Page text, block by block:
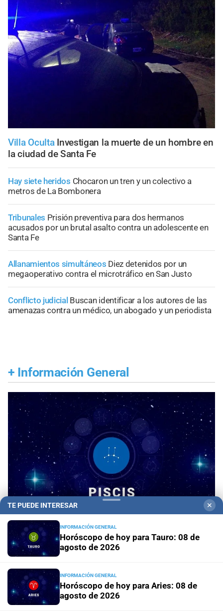
Villa Oculta Investigan la muerte de un hombre en
la ciudad de Santa Fe
Hay siete heridos Chocaron un tren y un colectivo a
metros de La Bombonera
Tribunales Prisión preventiva para dos hermanos
acusados por un brutal asalto contra un adolescente en
Santa Fe
Allanamientos simultáneos Diez detenidos por un
megaoperativo contra el microtráfico en San Justo
Conflicto judicial Buscan identificar a los autores de las
amenazas contra un médico, un abogado y un periodista
+ Información General
Horóscopo del día Horóscopo de hoy para Piscis:
08 de agosto de 2026
Horóscopo del díaHoróscopo de hoy para Acuario: 08
de agosto de 2026
TE PUEDE INTERESAR ✕
INFORMACIÓN GENERAL
Horóscopo de hoy para Tauro: 08 de
agosto de 2026
INFORMACIÓN GENERAL
Horóscopo de hoy para Aries: 08 de
agosto de 2026